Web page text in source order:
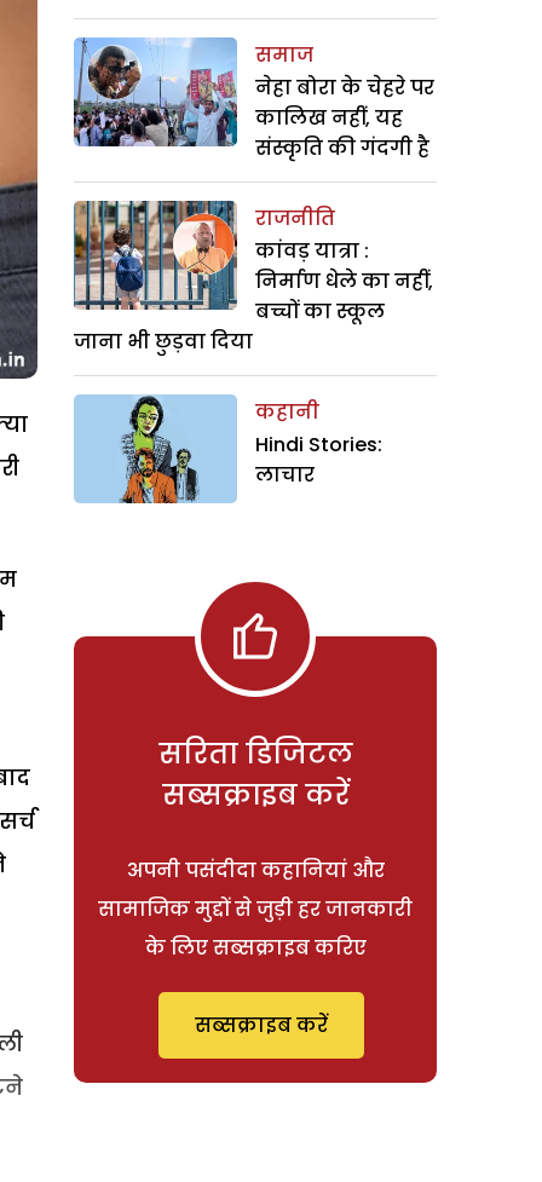
समाज
नेहा बोरा के चेहरे पर
कालिख नहीं, यह
संस्कृति की गंदगी है
राजनीति
कांवड़ यात्रा :
निर्माण धेले का नहीं,
बच्चों का स्कूल
जाना भी छुड़वा दिया
कहानी
Hindi Stories:
लाचार
सरिता डिजिटल
सब्सक्राइब करें
अपनी पसंदीदा कहानियां और
सामाजिक मुद्दों से जुड़ी हर जानकारी
के लिए सब्सक्राइब करिए
सब्सक्राइब करें